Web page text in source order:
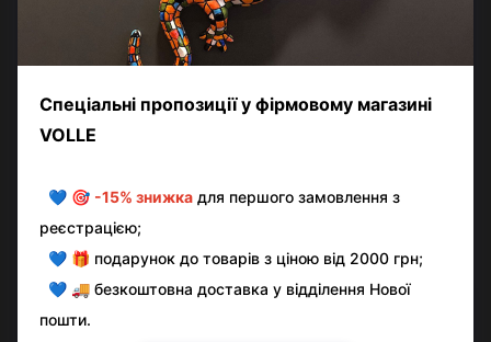
Унітаз підвісний безободковий VOLLE VIRGO 1324.491007
15 360 грн
Контактна інформація
Повна версія сайту